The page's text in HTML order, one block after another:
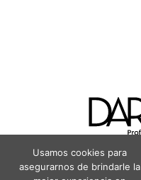
Usamos cookies para
asegurarnos de brindarle la